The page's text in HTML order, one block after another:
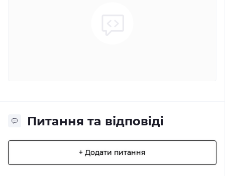
Питання та відповіді
+ Додати питання